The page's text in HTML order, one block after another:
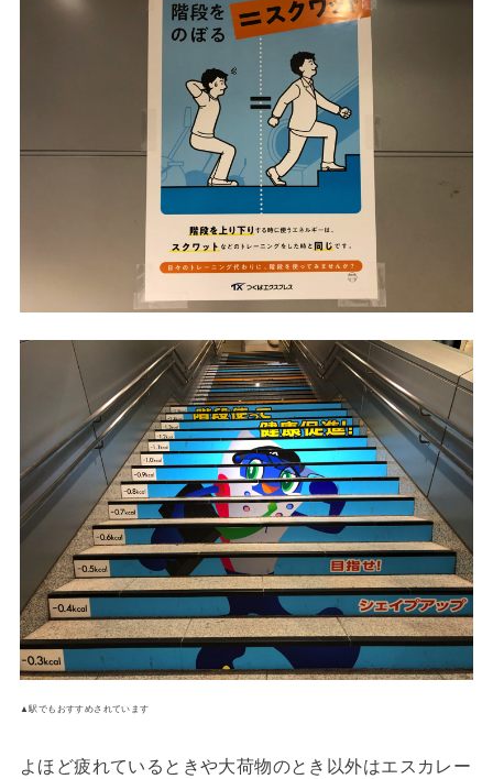
▲駅でもおすすめされています
よほど疲れているときや大荷物のとき以外はエスカレー